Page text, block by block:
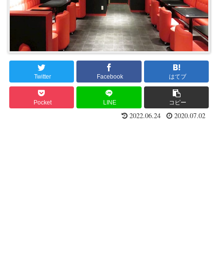
Twitter Facebook はてブ
Pocket LINE コピー
2022.06.24 2020.07.02